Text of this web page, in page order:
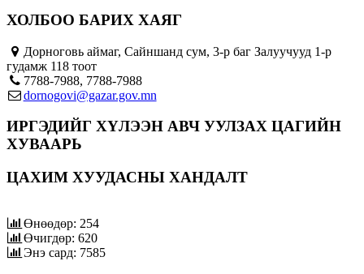
ХОЛБОО БАРИХ ХАЯГ
Дорноговь аймаг, Сайншанд сум, 3-р баг Залуучууд 1-р
гудамж 118 тоот
7788-7988, 7788-7988
dornogovi@gazar.gov.mn
ИРГЭДИЙГ ХҮЛЭЭН АВЧ УУЛЗАХ ЦАГИЙН
ХУВААРЬ
ЦАХИМ ХУУДАСНЫ ХАНДАЛТ
Өнөөдөр: 254
Өчигдөр: 620
Энэ сард: 7585